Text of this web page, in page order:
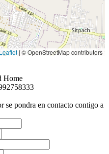
Leaflet | © OpenStreetMap contributors
Home
se pondra en contacto contigo a